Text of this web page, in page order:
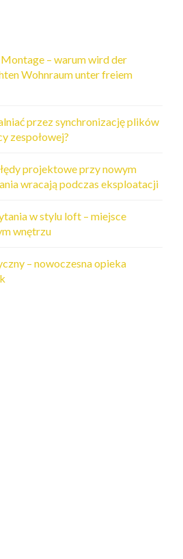
– warum wird der
Wohnraum unter freiem
przez synchronizację plików
zespołowej?
projektowe przy nowym
wracają podczas eksploatacji
w stylu loft – miejsce
wnętrzu
– nowoczesna opieka